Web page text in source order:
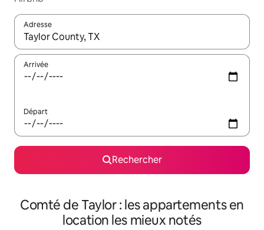
Adresse
Lorsque les résultats s'affichent, utilisez les flèches vers le
Arrivée
Départ
Rechercher
Comté de Taylor : les appartements en
location les mieux notés